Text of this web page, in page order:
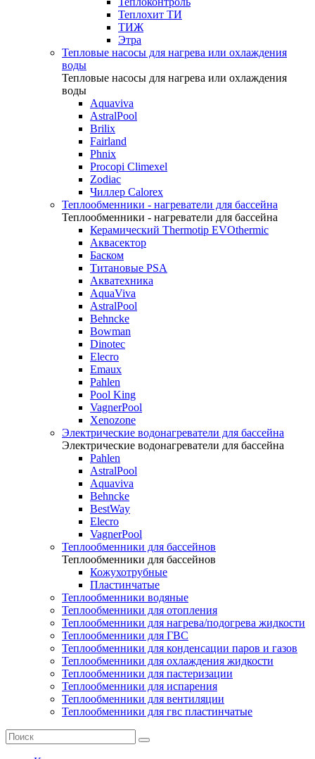
Теплохит ТИ
ТИЖ
Этра
Тепловые насосы для нагрева или охлаждения
воды
Тепловые насосы для нагрева или охлаждения
воды
Aquaviva
AstralPool
Brilix
Fairland
Phnix
Procopi Climexel
Zodiac
Чиллер Calorex
Теплообменники - нагреватели для бассейна
Теплообменники - нагреватели для бассейна
Керамический Thermotip EVOthermic
Аквасектор
Баском
Титановые PSA
Акватехника
AquaViva
AstralPool
Behncke
Bowman
Dinotec
Elecro
Emaux
Pahlen
Pool King
VagnerPool
Xenozone
Электрические водонагреватели для бассейна
Электрические водонагреватели для бассейна
Pahlen
AstralPool
Aquaviva
Behncke
BestWay
Elecro
VagnerPool
Теплообменники для бассейнов
Теплообменники для бассейнов
Кожухотрубные
Пластинчатые
Теплообменники водяные
Теплообменники для отопления
Теплообменники для нагрева/подогрева жидкости
Теплообменники для ГВС
Теплообменники для конденсации паров и газов
Теплообменники для охлаждения жидкости
Теплообменники для пастеризации
Теплообменники для испарения
Теплообменники для вентиляции
Теплообменники для гвс пластинчатые